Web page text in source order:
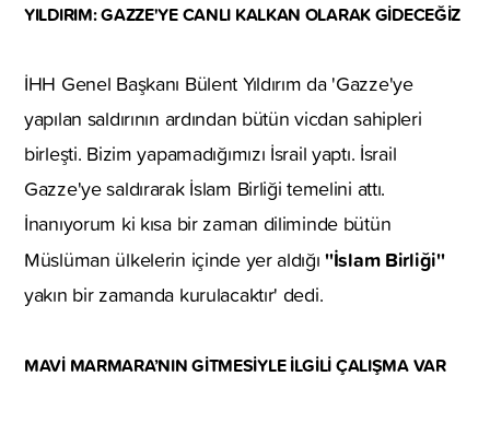
YILDIRIM: GAZZE'YE CANLI KALKAN OLARAK GİDECEĞİZ
İHH Genel Başkanı Bülent Yıldırım da 'Gazze'ye
yapılan saldırının ardından bütün vicdan sahipleri
birleşti. Bizim yapamadığımızı İsrail yaptı. İsrail
Gazze'ye saldırarak İslam Birliği temelini attı.
İnanıyorum ki kısa bir zaman diliminde bütün
Müslüman ülkelerin içinde yer aldığı''İslam Birliği''
yakın bir zamanda kurulacaktır' dedi.
MAVİ MARMARA’NIN GİTMESİYLE İLGİLİ ÇALIŞMA VAR